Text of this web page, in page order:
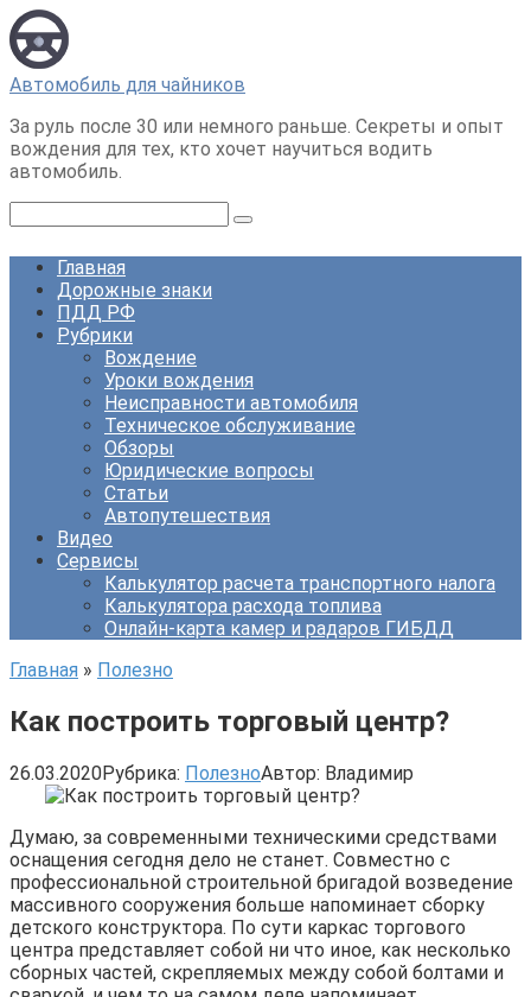
Перейти
к
контенту
Автомобиль для чайников
За руль после 30 или немного раньше. Секреты и опыт
вождения для тех, кто хочет научиться водить
автомобиль.
Главная
Дорожные знаки
ПДД РФ
Рубрики
Вождение
Уроки вождения
Неисправности автомобиля
Техническое обслуживание
Обзоры
Юридические вопросы
Статьи
Автопутешествия
Видео
Сервисы
Калькулятор расчета транспортного налога
Калькулятора расхода топлива
Онлайн-карта камер и радаров ГИБДД
Главная » Полезно
Как построить торговый центр?
26.03.2020Рубрика: ПолезноАвтор: Владимир
Думаю, за современными техническими средствами
оснащения сегодня дело не станет. Совместно с
профессиональной строительной бригадой возведение
массивного сооружения больше напоминает сборку
детского конструктора. По сути каркас торгового
центра представляет собой ни что иное, как несколько
сборных частей, скрепляемых между собой болтами и